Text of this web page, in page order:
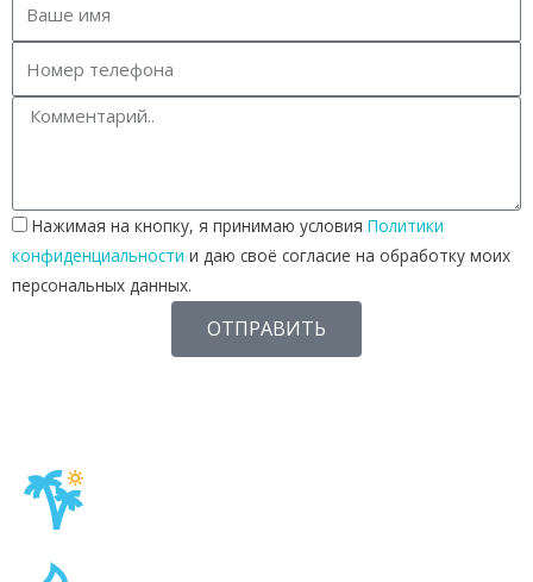
Нажимая на кнопку, я принимаю условия Политики
конфиденциальности и даю своё согласие на обработку моих
персональных данных.
ОТПРАВИТЬ